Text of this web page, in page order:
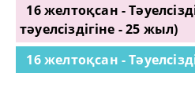
16 желтоқсан -
тәуелсіздігіне - 25 жыл)
16 желтоқсан -